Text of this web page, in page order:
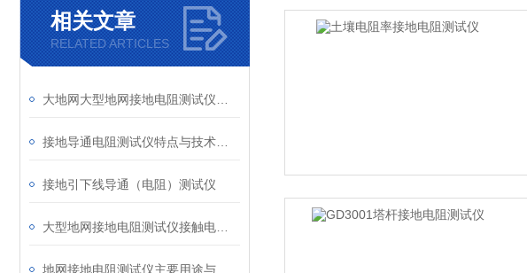
相关文章
RELATED ARTICLES
接地引下线导通（电阻）测试仪